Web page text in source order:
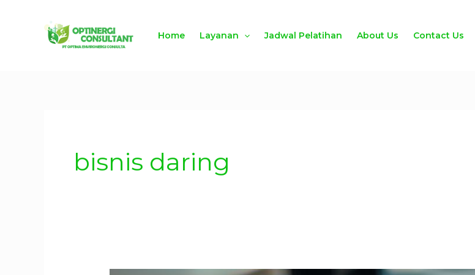
Home Layanan Jadwal Pelatihan About Us Contact Us
bisnis daring